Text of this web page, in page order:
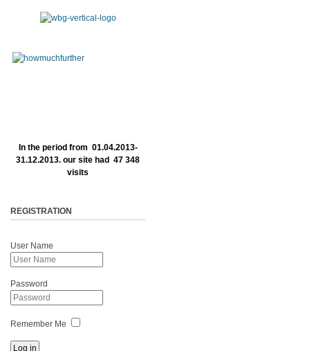
In the period from 01.04.2013-
31.12.2013. our site had 47 348
visits
REGISTRATION
User Name
Password
Remember Me